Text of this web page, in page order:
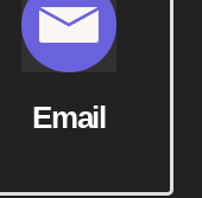
Email